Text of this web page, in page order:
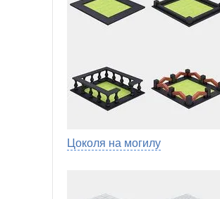
Цоколя на могилу